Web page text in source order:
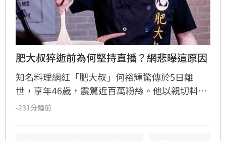
肥大叔猝逝前為何堅持直播？網悲曝這原因
知名料理網紅「肥大叔」何裕輝驚傳於5日離
世，享年46歲，震驚近百萬粉絲。他以親切料理
教學及堅持品質的創業理念聞名，從更生人翻轉
-231分鐘前